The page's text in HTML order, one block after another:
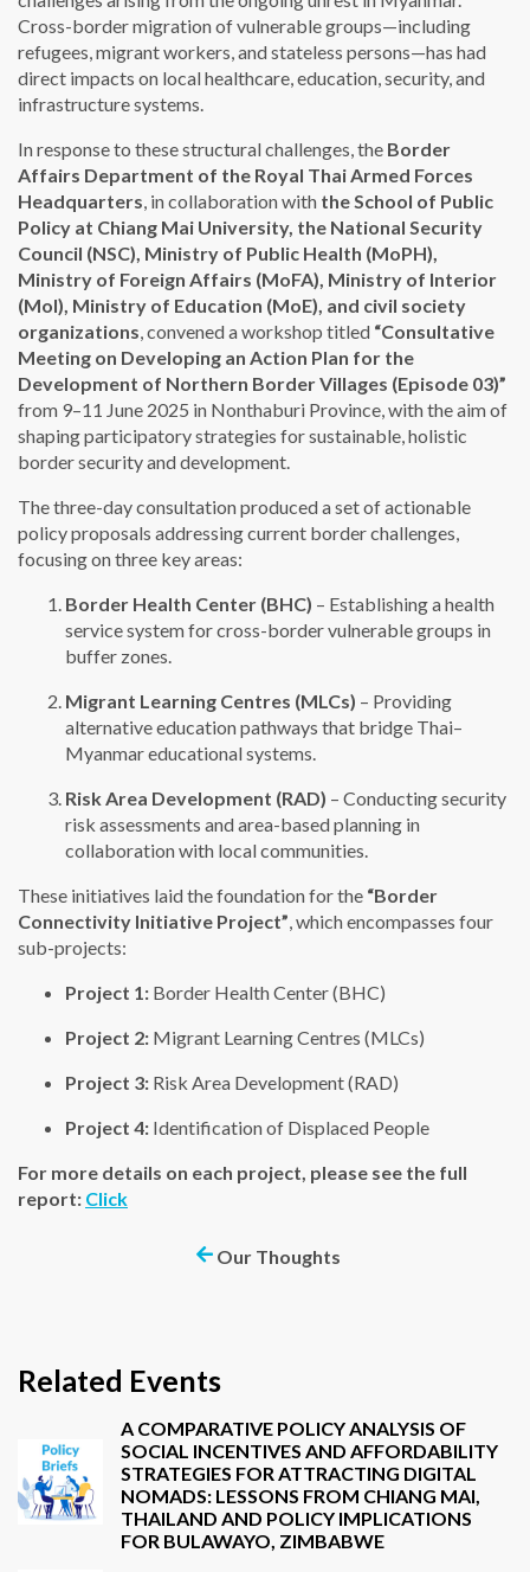
Cross-border migration of vulnerable groups—including
refugees, migrant workers, and stateless persons—has had
direct impacts on local healthcare, education, security, and
infrastructure systems.
In response to these structural challenges,the Border
Affairs Department of the Royal Thai Armed Forces
Headquarters, in collaboration with the School of Public
Policy at Chiang Mai University, the National Security
Council (NSC), Ministry of Public Health (MoPH),
Ministry of Foreign Affairs (MoFA), Ministry of Interior
(MoI), Ministry of Education (MoE), and civil society
organizations, convened a workshop titled “Consultative
Meeting on Developing an Action Plan for the
Development of Northern Border Villages (Episode 03)”
from 9–11 June 2025 in Nonthaburi Province, with the aim of
shaping participatory strategies for sustainable, holistic
border security and development.
The three-day consultation produced a set of actionable
policy proposals addressing current border challenges,
focusing on three key areas:
Border Health Center (BHC) – Establishing a health
service system for cross-border vulnerable groups in
buffer zones.
Migrant Learning Centres (MLCs) – Providing
alternative education pathways that bridge Thai–
Myanmar educational systems.
Risk Area Development (RAD) – Conducting security
risk assessments and area-based planning in
collaboration with local communities.
These initiatives laid the foundation for the “Border
Connectivity Initiative Project”, which encompasses four
sub-projects:
Project 1: Border Health Center (BHC)
Project 2: Migrant Learning Centres (MLCs)
Project 3: Risk Area Development (RAD)
Project 4: Identification of Displaced People
For more details on each project, please see the full
report: Click
Our Thoughts
Related Events
A COMPARATIVE POLICY ANALYSIS OF
SOCIAL INCENTIVES AND AFFORDABILITY
STRATEGIES FOR ATTRACTING DIGITAL
NOMADS: LESSONS FROM CHIANG MAI,
THAILAND AND POLICY IMPLICATIONS
FOR BULAWAYO, ZIMBABWE